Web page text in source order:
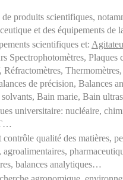
produits scientifiques,
et des équipements de
scientifiques et:
Spectrophotomètres, Plaques
de précision, Balances
solvants, Bain marie, Bain
universitaire: nucléaire,
contrôle qualité des matières,
balances analytiques…